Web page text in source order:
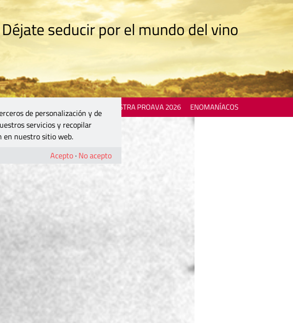
Déjate seducir por el mundo del vino
MOSTRA PROAVA 2026 ENOMANÍACOS
de personalización y de
servicios y recopilar
en nuestro sitio web.
Acepto · No acepto